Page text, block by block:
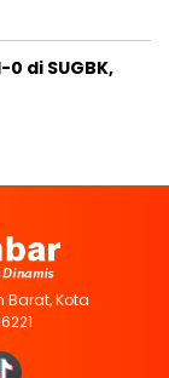
di SUGBK,
Barat, Kota